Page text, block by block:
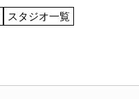
スタジオ一覧